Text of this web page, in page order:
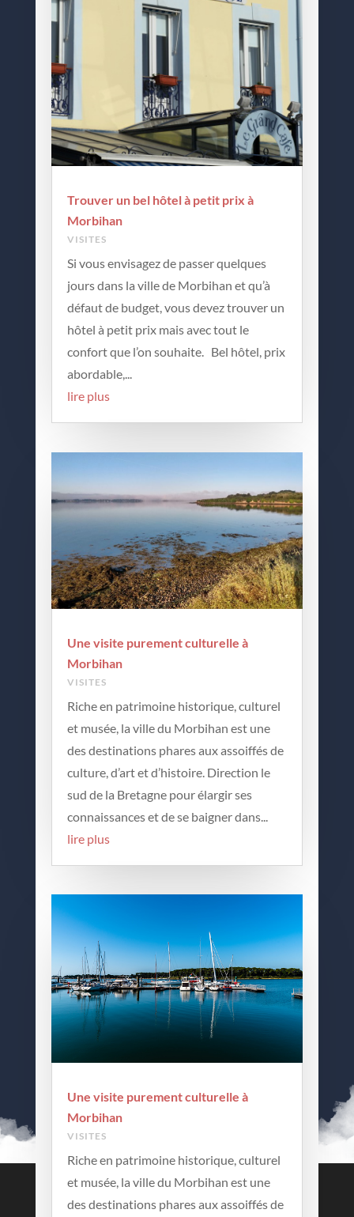
Trouver un bel hôtel à petit prix à
Morbihan
VISITES
Si vous envisagez de passer quelques
jours dans la ville de Morbihan et qu’à
défaut de budget, vous devez trouver un
hôtel à petit prix mais avec tout le
confort que l’on souhaite. Bel hôtel, prix
abordable,...
lire plus
Une visite purement culturelle à
Morbihan
VISITES
Riche en patrimoine historique, culturel
et musée, la ville du Morbihan est une
des destinations phares aux assoiffés de
culture, d’art et d’histoire. Direction le
sud de la Bretagne pour élargir ses
connaissances et de se baigner dans...
lire plus
Une visite purement culturelle à
Morbihan
VISITES
Riche en patrimoine historique, culturel
et musée, la ville du Morbihan est une
des destinations phares aux assoiffés de
Contactez-nous